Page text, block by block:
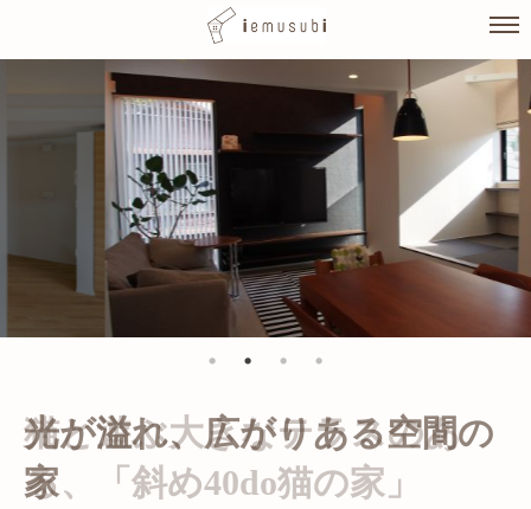
光が溢れ、広がりある空間の
家